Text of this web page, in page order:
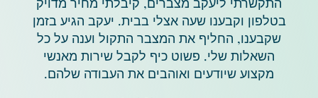
בטלפון וקבענו שעה אצלי בבית. יעקב הגיע בזמן
שקבענו, החליף את המצבר התקול וענה על כל
השאלות שלי. פשוט כיף לקבל שירות מאנשי
מקצוע שיודעים ואוהבים את העבודה שלהם.